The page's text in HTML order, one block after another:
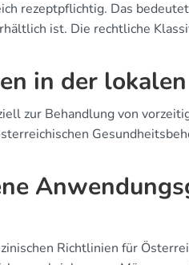
rezeptpflichtig. Das
ist. Die rechtliche
in der
zur Behandlung von
Richtlinien für